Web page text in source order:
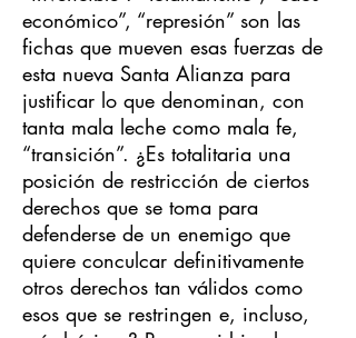
económico”, “represión” son las
fichas que mueven esas fuerzas de
esta nueva Santa Alianza para
justificar lo que denominan, con
tanta mala leche como mala fe,
“transición”. ¿Es totalitaria una
posición de restricción de ciertos
derechos que se toma para
defenderse de un enemigo que
quiere conculcar definitivamente
otros derechos tan válidos como
esos que se restringen e, incluso,